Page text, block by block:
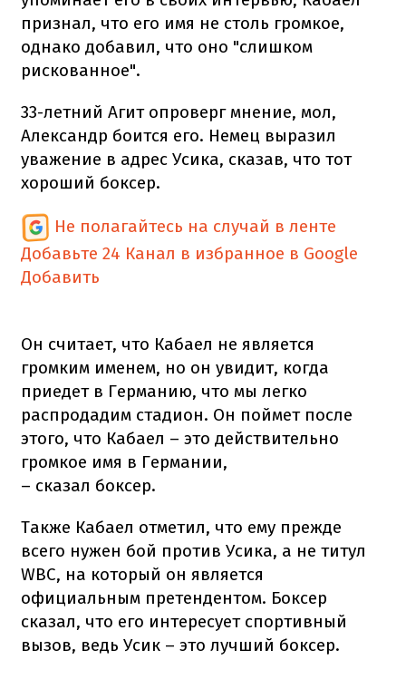
признал, что его имя не столь громкое,
однако добавил, что оно "слишком
рискованное".
33-летний Агит опроверг мнение, мол,
Александр боится его. Немец выразил
уважение в адрес Усика, сказав, что тот
хороший боксер.
Не полагайтесь на случай в ленте
Добавьте 24 Канал в избранное в Google
Добавить
Он считает, что Кабаел не является
громким именем, но он увидит, когда
приедет в Германию, что мы легко
распродадим стадион. Он поймет после
этого, что Кабаел – это действительно
громкое имя в Германии,
– сказал боксер.
Также Кабаел отметил, что ему прежде
всего нужен бой против Усика, а не титул
WBC, на который он является
официальным претендентом. Боксер
сказал, что его интересует спортивный
вызов, ведь Усик – это лучший боксер.